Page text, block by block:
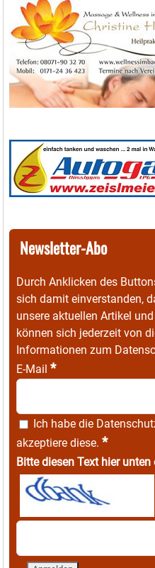
Newsletter-Abo
Durch Anklicken des
sich damit einverstanden,
unsere aktuellen Artikel
können sich jederzeit von
Informationen zum
E-Mail *
Ich habe die
akzeptiere diese. *
Bitte diesen Text hier unten